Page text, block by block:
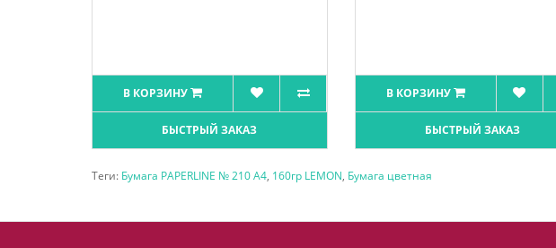
В КОРЗИНУ
БЫСТРЫЙ ЗАКАЗ
В КОРЗИНУ
БЫСТРЫЙ ЗАКАЗ
Теги: Бумага PAPERLINE № 210 А4, 160гр LEMON, Бумага цветная